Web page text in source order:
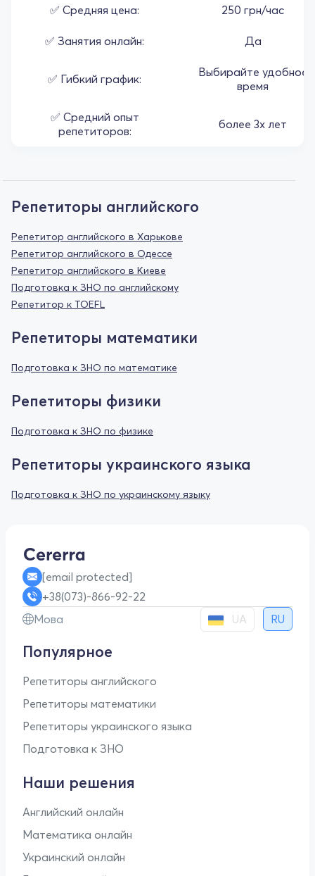
✅ Средняя цена: 250 грн/час
✅ Занятия онлайн: Да
✅ Гибкий график:
Выбирайте удобное
время
✅ Средний опыт
репетиторов:
более 3х лет
Репетиторы английского
Репетитор английского в Харькове
Репетитор английского в Одессе
Репетитор английского в Киеве
Подготовка к ЗНО по английскому
Репетитор к TOEFL
Репетиторы математики
Подготовка к ЗНО по математике
Репетиторы физики
Подготовка к ЗНО по физике
Репетиторы украинского языка
Подготовка к ЗНО по украинскому языку
[email protected]
+38(073)-866-92-22
Мова
UA RU
Популярное
Репетиторы английского
Репетиторы математики
Репетиторы украинского языка
Подготовка к ЗНО
Наши решения
Английский онлайн
Математика онлайн
Украинский онлайн